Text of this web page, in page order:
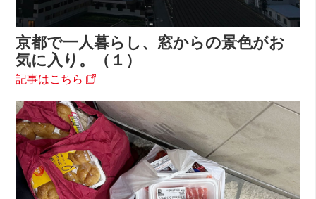
京都で一人暮らし、窓からの景色がお
気に入り。（１）
記事はこちら